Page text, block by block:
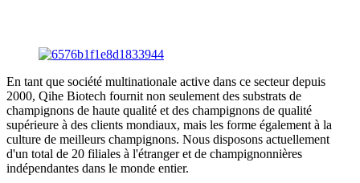
En tant que société multinationale active dans ce secteur depuis
2000, Qihe Biotech fournit non seulement des substrats de
champignons de haute qualité et des champignons de qualité
supérieure à des clients mondiaux, mais les forme également à la
culture de meilleurs champignons. Nous disposons actuellement
d'un total de 20 filiales à l'étranger et de champignonnières
indépendantes dans le monde entier.